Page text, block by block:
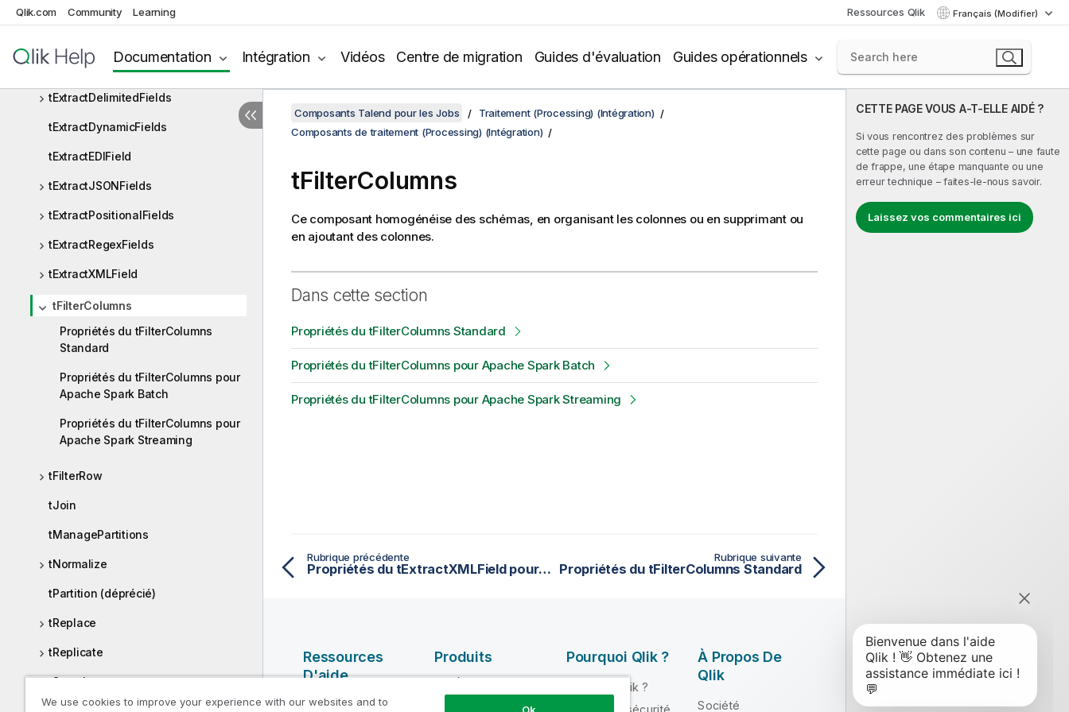
Qlik.com Community Learning Ressources Qlik Français (Modifier)
Documentation Intégration Vidéos Centre de migration Guides d'évaluation Guides opérationnels
tDSQL4JSON
tExternalSortRow
tExtractDelimitedFields
tExtractDynamicFields
tExtractEDIField
tExtractJSONFields
tExtractPositionalFields
tExtractRegexFields
tExtractXMLField
tFilterColumns
Propriétés du tFilterColumns
Standard
Propriétés du tFilterColumns pour
Apache Spark Batch
Propriétés du tFilterColumns pour
Apache Spark Streaming
tFilterRow
tJoin
tManagePartitions
tNormalize
tPartition (déprécié)
tReplace
tReplicate
tSample
CETTE PAGE VOUS A-T-ELLE AIDÉ ?
Si vous rencontrez des problèmes sur
cette page ou dans son contenu – une faute
de frappe, une étape manquante ou une
erreur technique – faites-le-nous savoir.
Laissez vos commentaires ici
Composants Talend pour les Jobs
Traitement (Processing) (Intégration)
Composants de traitement (Processing) (Intégration)
tFilterColumns
Ce composant homogénéise des schémas, en organisant les colonnes ou en supprimant ou
en ajoutant des colonnes.
Dans cette section
Propriétés du tFilterColumns Standard
Propriétés du tFilterColumns pour Apache Spark Batch
Propriétés du tFilterColumns pour Apache Spark Streaming
Rubrique précédente
Propriétés du tExtractXMLField pour Apache Spark Streaming
Rubrique suivante
Propriétés du tFilterColumns Standard
Ressources
D'aide
Vidéos Qlik Help
Produits
QUALITÉ DE
Pourquoi Qlik ?
Pourquoi Qlik ?
Fiabilité et sécurité
À Propos De
Qlik
Société
We use cookies to improve your experience with our websites and to